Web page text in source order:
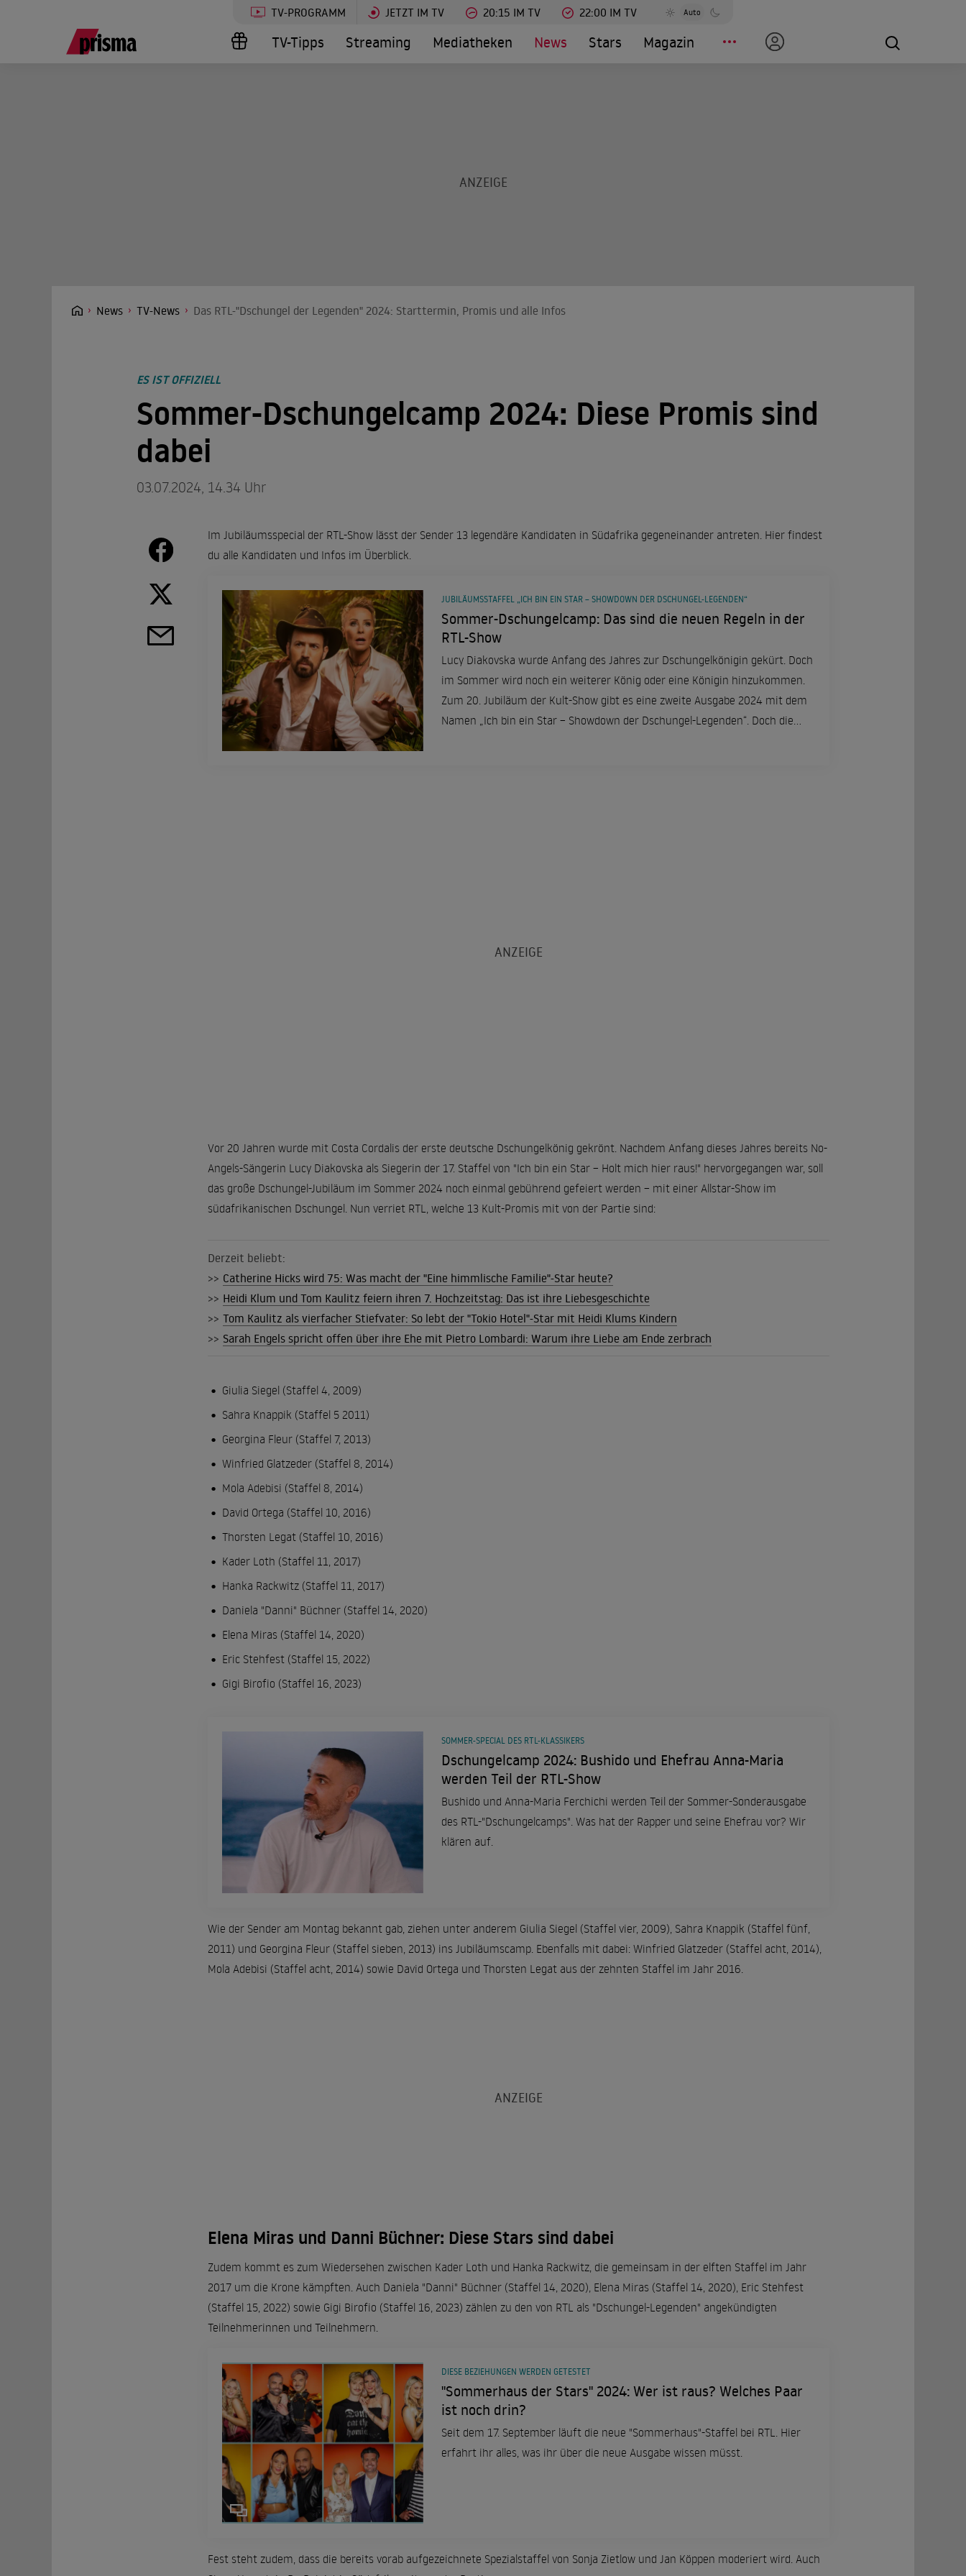
TV-PROGRAMM JETZT IM TV 20:15 IM TV 22:00 IM TV Auto
TV-Tipps Streaming Mediatheken News Stars Magazin
News TV-News Das RTL-"Dschungel der Legenden" 2024: Starttermin, Promis und alle Infos
ES IST OFFIZIELL
Sommer-Dschungelcamp 2024: Diese Promis sind
dabei
03.07.2024, 14.34 Uhr
Im Jubiläumsspecial der RTL-Show lässt der Sender 13 legendäre Kandidaten in Südafrika gegeneinander antreten. Hier findest
du alle Kandidaten und Infos im Überblick.
Sommer-Dschungelcamp: Das sind die neuen Regeln in der
RTL-Show
Lucy Diakovska wurde Anfang des Jahres zur Dschungelkönigin gekürt. Doch
im Sommer wird noch ein weiterer König oder eine Königin hinzukommen.
Zum 20. Jubiläum der Kult-Show gibt es eine zweite Ausgabe 2024 mit dem
Namen „Ich bin ein Star – Showdown der Dschungel-Legenden“. Doch die
JUBILÄUMSSTAFFEL „ICH BIN EIN STAR – SHOWDOWN DER DSCHUNGEL-LEGENDEN“
Vor 20 Jahren wurde mit Costa Cordalis der erste deutsche Dschungelkönig gekrönt. Nachdem Anfang dieses Jahres bereits No-
Angels-Sängerin Lucy Diakovska als Siegerin der 17. Staffel von "Ich bin ein Star – Holt mich hier raus!" hervorgegangen war, soll
das große Dschungel-Jubiläum im Sommer 2024 noch einmal gebührend gefeiert werden – mit einer Allstar-Show im
südafrikanischen Dschungel. Nun verriet RTL, welche 13 Kult-Promis mit von der Partie sind:
Derzeit beliebt:
>> Catherine Hicks wird 75: Was macht der "Eine himmlische Familie"-Star heute?
>> Heidi Klum und Tom Kaulitz feiern ihren 7. Hochzeitstag: Das ist ihre Liebesgeschichte
>> Tom Kaulitz als vierfacher Stiefvater: So lebt der "Tokio Hotel"-Star mit Heidi Klums Kindern
>> Sarah Engels spricht offen über ihre Ehe mit Pietro Lombardi: Warum ihre Liebe am Ende zerbrach
Giulia Siegel (Staffel 4, 2009)
Sahra Knappik (Staffel 5 2011)
Georgina Fleur (Staffel 7, 2013)
Winfried Glatzeder (Staffel 8, 2014)
Mola Adebisi (Staffel 8, 2014)
David Ortega (Staffel 10, 2016)
Thorsten Legat (Staffel 10, 2016)
Kader Loth (Staffel 11, 2017)
Hanka Rackwitz (Staffel 11, 2017)
Daniela "Danni" Büchner (Staffel 14, 2020)
Elena Miras (Staffel 14, 2020)
Eric Stehfest (Staffel 15, 2022)
Gigi Birofio (Staffel 16, 2023)
Dschungelcamp 2024: Bushido und Ehefrau Anna-Maria
werden Teil der RTL-Show
Bushido und Anna-Maria Ferchichi werden Teil der Sommer-Sonderausgabe
des RTL-"Dschungelcamps". Was hat der Rapper und seine Ehefrau vor? Wir
klären auf.
SOMMER-SPECIAL DES RTL-KLASSIKERS
Wie der Sender am Montag bekannt gab, ziehen unter anderem Giulia Siegel (Staffel vier, 2009), Sahra Knappik (Staffel fünf,
2011) und Georgina Fleur (Staffel sieben, 2013) ins Jubiläumscamp. Ebenfalls mit dabei: Winfried Glatzeder (Staffel acht, 2014),
Mola Adebisi (Staffel acht, 2014) sowie David Ortega und Thorsten Legat aus der zehnten Staffel im Jahr 2016.
Elena Miras und Danni Büchner: Diese Stars sind dabei
Zudem kommt es zum Wiedersehen zwischen Kader Loth und Hanka Rackwitz, die gemeinsam in der elften Staffel im Jahr
2017 um die Krone kämpften. Auch Daniela "Danni" Büchner (Staffel 14, 2020), Elena Miras (Staffel 14, 2020), Eric Stehfest
(Staffel 15, 2022) sowie Gigi Birofio (Staffel 16, 2023) zählen zu den von RTL als "Dschungel-Legenden" angekündigten
Teilnehmerinnen und Teilnehmern.
"Sommerhaus der Stars" 2024: Wer ist raus? Welches Paar
ist noch drin?
Seit dem 17. September läuft die neue "Sommerhaus"-Staffel bei RTL. Hier
erfahrt ihr alles, was ihr über die neue Ausgabe wissen müsst.
DIESE BEZIEHUNGEN WERDEN GETESTET
Fest steht zudem, dass die bereits vorab aufgezeichnete Spezialstaffel von Sonja Zietlow und Jan Köppen moderiert wird. Auch